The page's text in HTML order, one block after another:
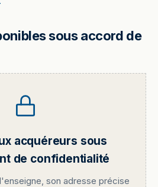
sous accord de
acquéreurs sous
de confidentialité
son adresse précise